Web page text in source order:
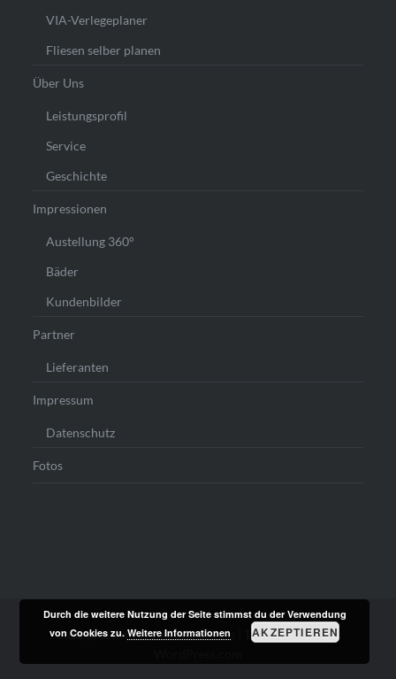
VIA-Verlegeplaner
Fliesen selber planen
Über Uns
Leistungsprofil
Service
Geschichte
Impressionen
Austellung 360°
Bäder
Kundenbilder
Partner
Lieferanten
Impressum
Datenschutz
Fotos
Stolz präsentiert von WordPress
Theme: Dyad von
Durch die weitere Nutzung der Seite stimmst du der Verwendung
von Cookies zu.Weitere Informationen AKZEPTIEREN